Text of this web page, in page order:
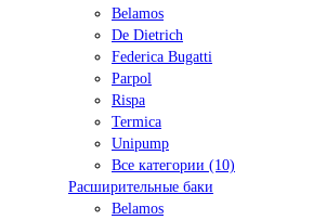
Belamos
De Dietrich
Federica Bugatti
Parpol
Rispa
Termica
Unipump
Все категории (10)
Расширительные баки
Belamos